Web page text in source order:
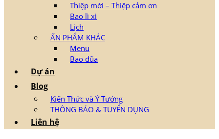
Thiệp mời – Thiệp cảm ơn
Bao lì xì
Lịch
ẤN PHẨM KHÁC
Menu
Bao đũa
Dự án
Blog
Kiến Thức và Ý Tưởng
THÔNG BÁO & TUYỂN DỤNG
Liên hệ